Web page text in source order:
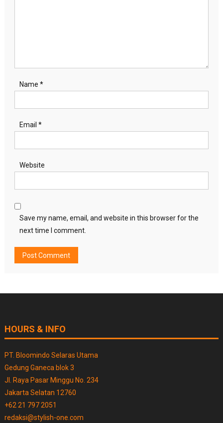
Name *
Email *
Website
Save my name, email, and website in this browser for the
next time I comment.
HOURS & INFO
PT. Bloomindo Selaras Utama
Gedung Ganeca blok 3
Jl. Raya Pasar Minggu No. 234
Jakarta Selatan 12760
+62 21 797 2051
redaksi@stylish-one.com